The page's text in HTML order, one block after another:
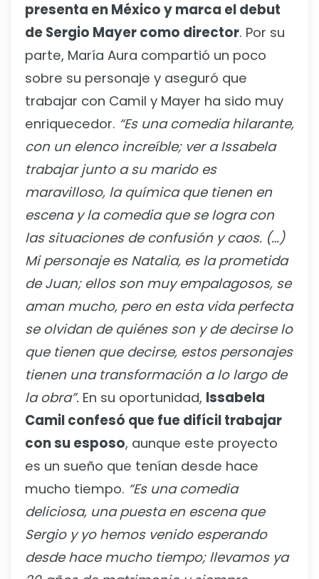
presenta en México y marca el debut
de Sergio Mayer como director. Por su
parte, María Aura compartió un poco
sobre su personaje y aseguró que
trabajar con Camil y Mayer ha sido muy
enriquecedor. “Es una comedia hilarante,
con un elenco increíble; ver a Issabela
trabajar junto a su marido es
maravilloso, la química que tienen en
escena y la comedia que se logra con
las situaciones de confusión y caos. (…)
Mi personaje es Natalia, es la prometida
de Juan; ellos son muy empalagosos, se
aman mucho, pero en esta vida perfecta
se olvidan de quiénes son y de decirse lo
que tienen que decirse, estos personajes
tienen una transformación a lo largo de
la obra”. En su oportunidad, Issabela
Camil confesó que fue difícil trabajar
con su esposo, aunque este proyecto
es un sueño que tenían desde hace
mucho tiempo. “Es una comedia
deliciosa, una puesta en escena que
Sergio y yo hemos venido esperando
desde hace mucho tiempo; llevamos ya